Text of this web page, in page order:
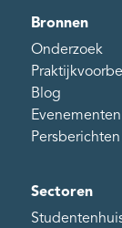
Bronnen
Onderzoek
Blog
Persberichten
Sectoren